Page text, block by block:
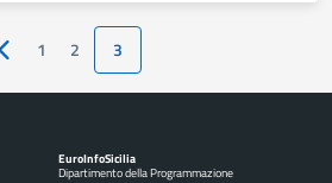
Pagina precedente
1 2 3
EuroInfoSicilia
Dipartimento della Programmazione